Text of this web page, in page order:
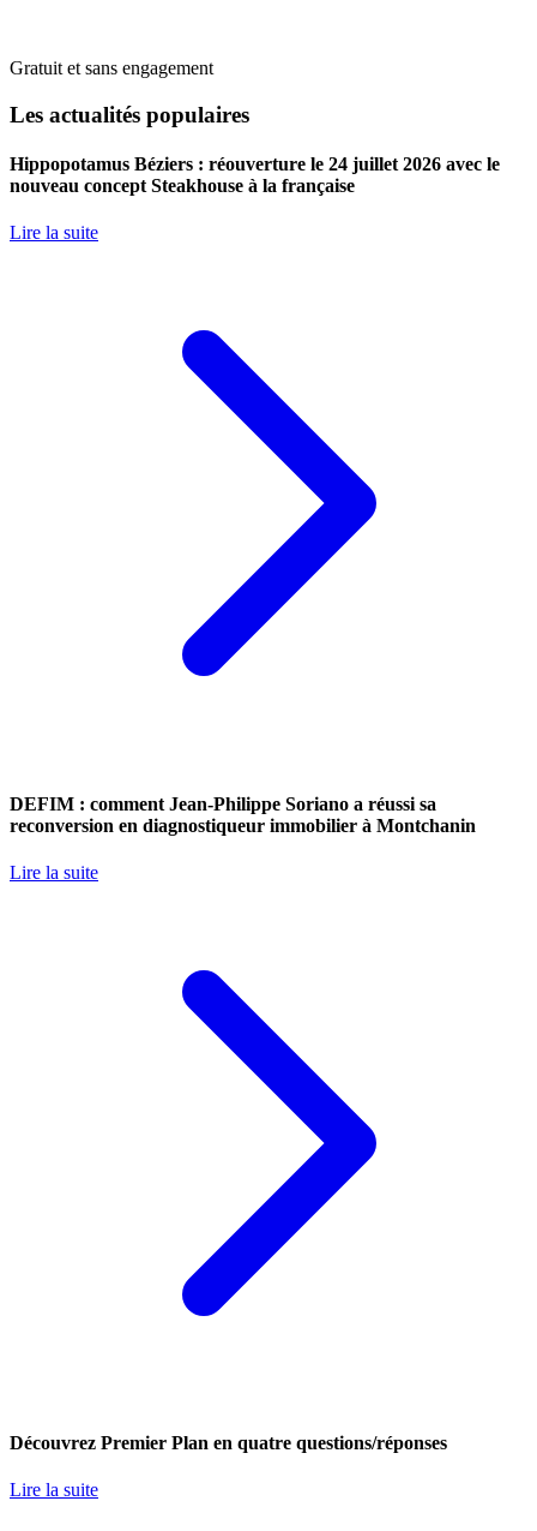
Gratuit et sans engagement
Les actualités populaires
Hippopotamus Béziers : réouverture le 24 juillet 2026 avec le
nouveau concept Steakhouse à la française
Lire la suite
DEFIM : comment Jean-Philippe Soriano a réussi sa
reconversion en diagnostiqueur immobilier à Montchanin
Lire la suite
Découvrez Premier Plan en quatre questions/réponses
Lire la suite